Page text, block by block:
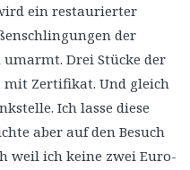
ein restaurierter
der
Drei Stücke der
Zertifikat. Und gleich
Ich lasse diese
aber auf den Besuch
weil ich keine zwei Euro-